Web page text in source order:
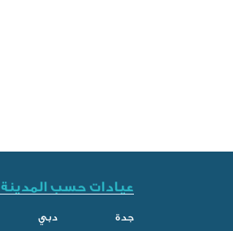
عيادات حسب المدينة
جدة
دبي